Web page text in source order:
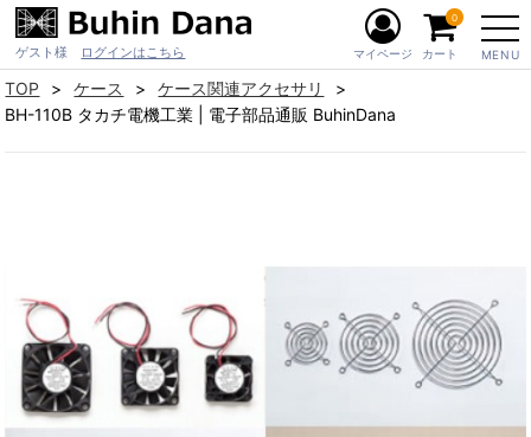
ゲスト様 ログインはこちら MENU
マイページ カート
0
TOP ケース
ケース関連アクセサリ
BH-110B タカチ電機工業 | 電子部品通販 BuhinDana